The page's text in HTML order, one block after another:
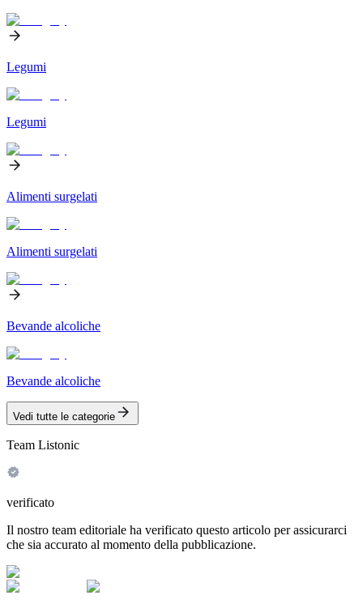
Legumi
Legumi
Alimenti surgelati
Alimenti surgelati
Bevande alcoliche
Bevande alcoliche
Vedi tutte le categorie
Team Listonic
verificato
Il nostro team editoriale ha verificato questo articolo per assicurarci
che sia accurato al momento della pubblicazione.